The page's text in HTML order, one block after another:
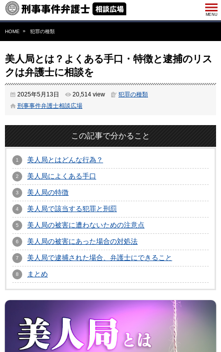
HOME 犯罪の種類
美人局とは？よくある手口・特徴と逮捕のリス
クは弁護士に相談を
2025年5月13日 20,514 view
犯罪の種類
刑事事件弁護士相談広場
この記事で分かること
美人局とはどんな行為？
美人局によくある手口
美人局の特徴
美人局で該当する犯罪と刑罰
美人局の被害に遭わないための注意点
美人局の被害にあった場合の対処法
美人局で逮捕された場合、弁護士にできること
まとめ